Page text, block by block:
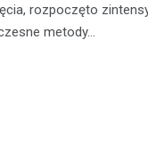
rozpoczęto
metody…